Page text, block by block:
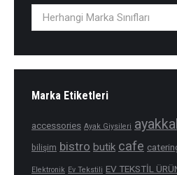
Herhangi Marka Sınıfları
Marka Etiketleri
accessories Ayak Giysileri
bilişim bistro butik cafe
Elektronik Ev Tekstili EV TEKSTİL